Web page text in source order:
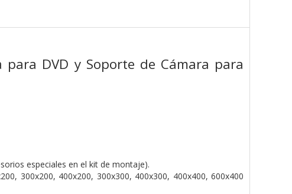
para DVD y Soporte de Cámara para
especiales en el kit de montaje).
300x200, 400x200, 300x300, 400x300, 400x400, 600x400